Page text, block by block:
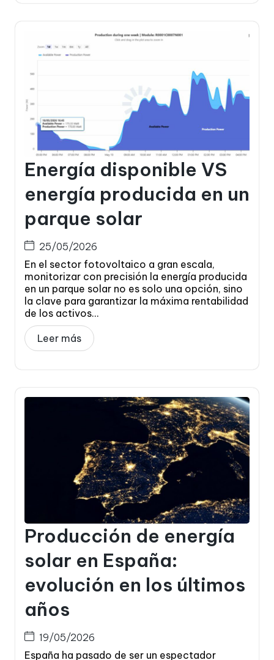
Energía disponible VS
energía producida en un
parque solar
25/05/2026
En el sector fotovoltaico a gran escala,
monitorizar con precisión la energía producida
en un parque solar no es solo una opción, sino
la clave para garantizar la máxima rentabilidad
de los activos...
Leer más
Producción de energía
solar en España:
evolución en los últimos
años
19/05/2026
España ha pasado de ser un espectador